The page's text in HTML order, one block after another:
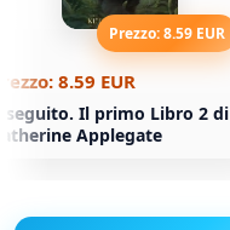
Prezzo: 8.59 EUR
8.59 EUR
seguito. Il primo Libro 2 di
Applegate